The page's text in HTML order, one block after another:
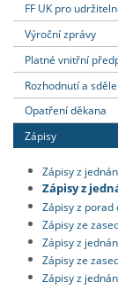
FF UK pro
Výroční zprávy
Platné vnitřní
Rozhodnutí a
Opatření děkana
Zápisy
Zápisy z
Zápisy z
Zápisy z porad
Zápisy ze
Zápisy z
Zápisy ze
Zápisy z